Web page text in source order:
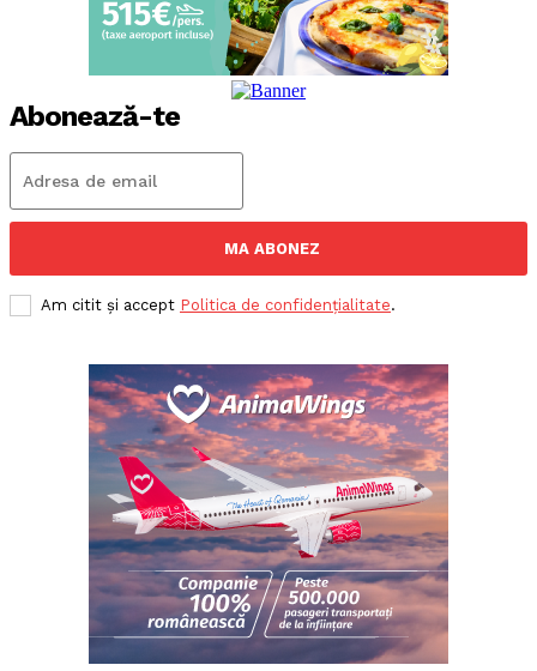
Abonează-te
MA ABONEZ
Am citit și accept Politica de confidențialitate.